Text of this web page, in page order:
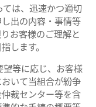
は、迅速かつ適切
出の内容・事情等
お客様のご理解と
します。
等に応じ、お客様
いて当組合が紛争
裁センター等を含